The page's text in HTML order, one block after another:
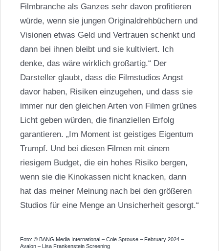
Filmbranche als Ganzes sehr davon profitieren
würde, wenn sie jungen Originaldrehbüchern und
Visionen etwas Geld und Vertrauen schenkt und
dann bei ihnen bleibt und sie kultiviert. Ich
denke, das wäre wirklich großartig.“ Der
Darsteller glaubt, dass die Filmstudios Angst
davor haben, Risiken einzugehen, und dass sie
immer nur den gleichen Arten von Filmen grünes
Licht geben würden, die finanziellen Erfolg
garantieren. „Im Moment ist geistiges Eigentum
Trumpf. Und bei diesen Filmen mit einem
riesigem Budget, die ein hohes Risiko bergen,
wenn sie die Kinokassen nicht knacken, dann
hat das meiner Meinung nach bei den größeren
Studios für eine Menge an Unsicherheit gesorgt.“
Foto: © BANG Media International – Cole Sprouse – February 2024 –
Avalon – Lisa Frankenstein Screening